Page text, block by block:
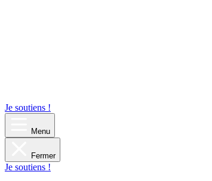
Je soutiens !
Menu
Fermer
Je soutiens !